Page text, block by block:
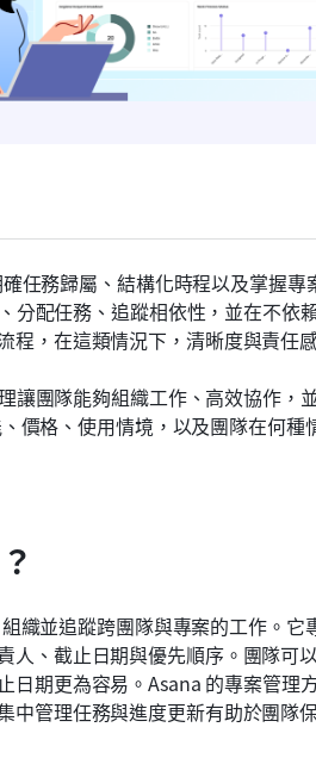
任務歸屬、結構化時程以及掌握專
分配任務、追蹤相依性，並在不依
，在這類情況下，清晰度與責任
讓團隊能夠組織工作、高效協作，
價格、使用情境，以及團隊在何種
織並追蹤跨團隊與專案的工作。它
、截止日期與優先順序。團隊可
日期更為容易。Asana 的專案管理
中管理任務與進度更新有助於團隊